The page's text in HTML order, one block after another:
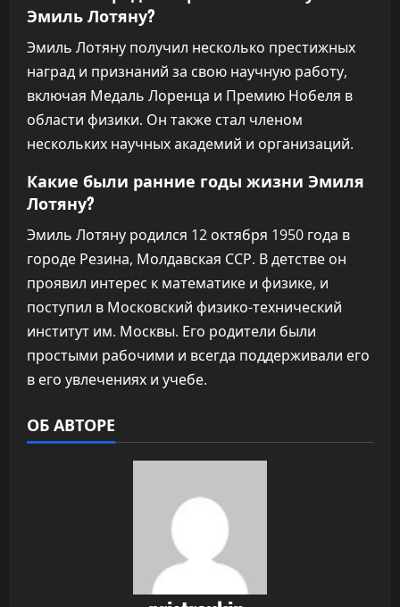
Эмиль Лотяну?
Эмиль Лотяну получил несколько престижных
наград и признаний за свою научную работу,
включая Медаль Лоренца и Премию Нобеля в
области физики. Он также стал членом
нескольких научных академий и организаций.
Какие были ранние годы жизни Эмиля
Лотяну?
Эмиль Лотяну родился 12 октября 1950 года в
городе Резина, Молдавская ССР. В детстве он
проявил интерес к математике и физике, и
поступил в Московский физико-технический
институт им. Москвы. Его родители были
простыми рабочими и всегда поддерживали его
в его увлечениях и учебе.
ОБ АВТОРЕ